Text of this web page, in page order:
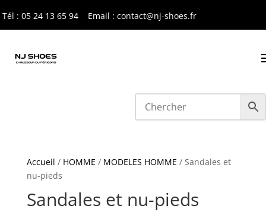
Tél : 05 24 13 65 94 Email : contact@nj-shoes.fr
Accueil / HOMME / MODELES HOMME / Sandales et
nu-pieds
Sandales et nu-pieds